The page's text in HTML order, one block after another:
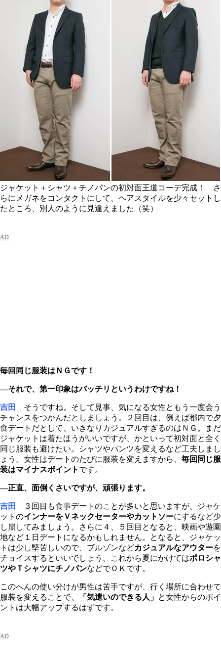
ジャケット＋シャツ＋チノパンの初対面王道コーデ完成！ さ
らにメガネをコンタクトにして、ヘアスタイルを少々セットし
たところ、別人のように見違えました（笑）
毎回同じ服装はＮＧです！
―それで、第一印象はバッチリというわけですね！
吉田
そうですね。そして見事、気になる女性ともう一度会う
チャンスをつかんだとしましょう。２回目は、例えば都内で夕
食デートだとして、いきなりカジュアルすぎるのはＮＧ。まだ
ジャケットは着たほうがいいですが、かといって初対面と全く
同じ服装も避けたい。シャツやパンツを変えるなど工夫しまし
ょう。女性はデートのたびに服装を変えますから、 毎回同じ服
装はマイナスポイント です。
―正直、面倒くさいですが、頑張ります。
吉田
３回目も食事デートのことが多いと思いますが、ジャケ
ットのインナーをＶネックセーターやカットソーにするなど少
し崩してみましょう。さらに４、５回目となると、映画や遊園
地など１日デートになるかもしれません。となると、ジャケッ
トは少し堅苦しいので、ブルゾンなどカジュアルなアウターを
チョイスするといいでしょう。これから夏にかけてはポロシャ
ツやＴシャツにチノパンなどでＯＫです。
このへんの使い分けが男性は苦手ですが、行く場所に合わせて
服装を変えることで、
「気遣いのできる人」 と女性からのポイ
ントは大幅アップするはずです。